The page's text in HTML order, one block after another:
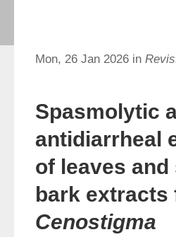
Mon, 26 Jan 2026 in
Spasmolytic
antidiarrheal
of leaves and
bark extracts
Cenostigma